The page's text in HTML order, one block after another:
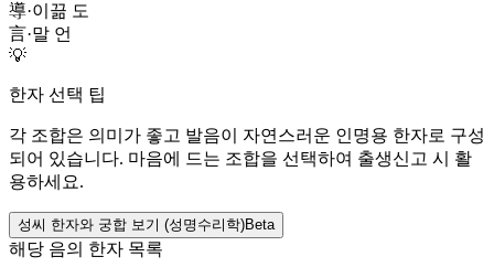
導·이끎 도
言·말 언
💡
한자 선택 팁
각 조합은 의미가 좋고 발음이 자연스러운 인명용 한자로 구성
되어 있습니다. 마음에 드는 조합을 선택하여 출생신고 시 활
용하세요.
성씨 한자와 궁합 보기 (성명수리학)Beta
해당 음의 한자 목록